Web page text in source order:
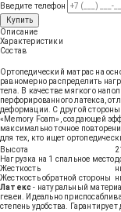
Введите телефон
Купить
Описание
Характеристики
Состав
Ортопедический матрас на
равномерно распределить
тела. В качестве мягкого
перфорированного латекса,
деформации. С другой стороны
«Memory Foam», создающей
максимально точное
для тех, кто ищет
Высота
Нагрузка на 1 спальное место
Жесткость
Жесткость обратной стороны
Латекс - натуральный
гевеи. Идеально
степень удобства.